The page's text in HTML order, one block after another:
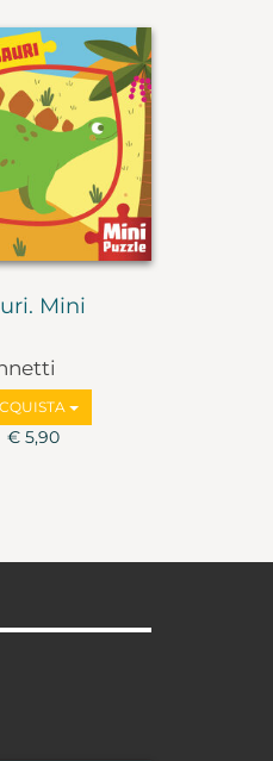
Mini
€ 5,90